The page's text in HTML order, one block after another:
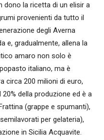
dono la ricetta di un elisir a
provenienti da tutto il
degli Averna
e, gradualmente, allena la
amaro non solo è
italiano, ma è
circa 200 milioni di euro,
della produzione ed è a
(grappe e spumanti),
per gelateria),
in Sicilia Acquavite.